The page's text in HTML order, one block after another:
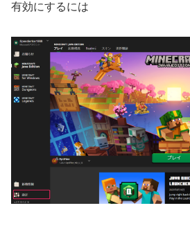
有効にするには